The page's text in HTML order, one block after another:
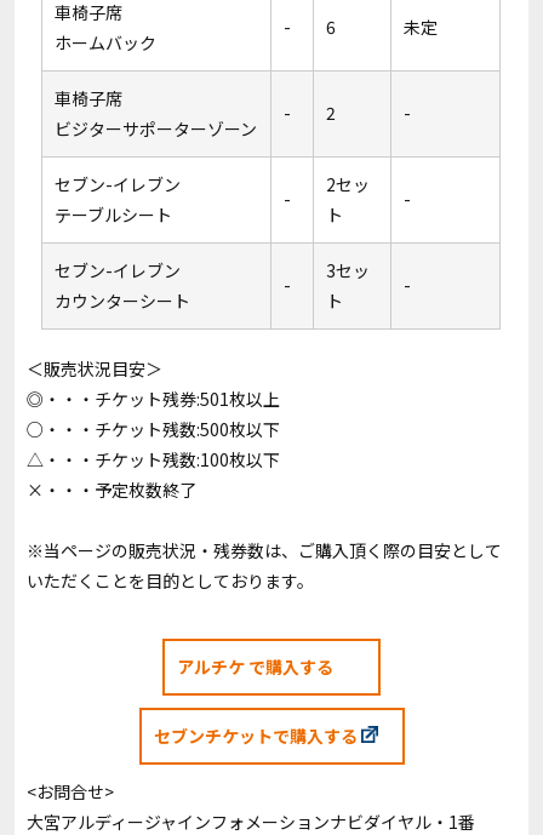
車椅子席
ホームバック
- 6 未定
車椅子席
ビジターサポーターゾーン
- 2 -
セブン-イレブン
テーブルシート
-
2セッ
ト
-
セブン-イレブン
カウンターシート
-
3セッ
ト
-
＜販売状況目安＞
◎・・・チケット残券:501枚以上
○・・・チケット残数:500枚以下
△・・・チケット残数:100枚以下
×・・・予定枚数終了
※当ページの販売状況・残券数は、ご購入頂く際の目安として
いただくことを目的としております。
アルチケ で購入する
セブンチケットで購入する
<お問合せ>
大宮アルディージャインフォメーションナビダイヤル・1番